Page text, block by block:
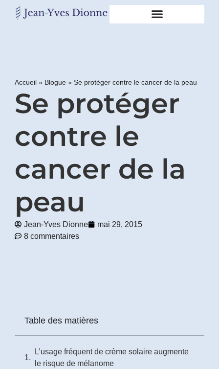
Accueil » Blogue » Se protéger contre le cancer de la peau
Se protéger
contre le
cancer de la
peau
Jean-Yves Dionne
mai 29, 2015
8 commentaires
Table des matières
L’usage fréquent de crème solaire augmente
le risque de mélanome
gratuitement
mon
"BONS
GRAS,
en
vous
à
mon
infolettre.
pourrez
désabonner
tout
temps